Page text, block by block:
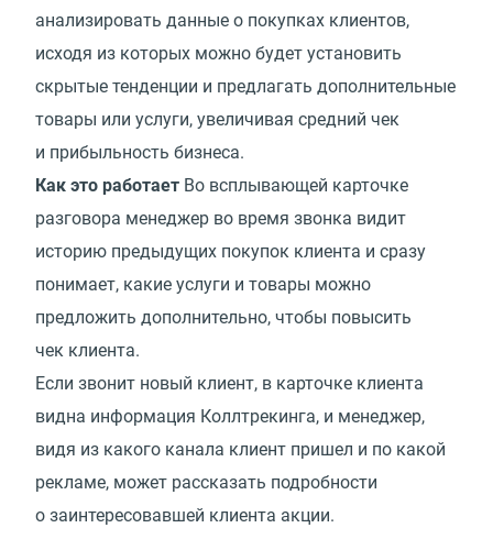
анализировать данные о покупках клиентов,
исходя из которых можно будет установить
скрытые тенденции и предлагать дополнительные
товары или услуги, увеличивая средний чек
и прибыльность бизнеса.
Как это работает Во всплывающей карточке
разговора менеджер во время звонка видит
историю предыдущих покупок клиента и сразу
понимает, какие услуги и товары можно
предложить дополнительно, чтобы повысить
чек клиента.
Если звонит новый клиент, в карточке клиента
видна информация Коллтрекинга, и менеджер,
видя из какого канала клиент пришел и по какой
рекламе, может рассказать подробности
о заинтересовавшей клиента акции.